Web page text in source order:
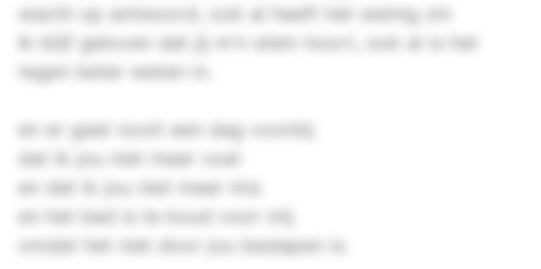
wacht op antwoord, ook al heeft het weinig zin
Ik blijf geloven dat jij m'n stem hoort, ook al is het
tegen beter weten in.
en er gaat nooit een dag voorbij
dat ik jou niet meer voel
en dat ik jou niet meer mis
en het bed is te koud voor mij
omdat het niet door jou beslapen is.